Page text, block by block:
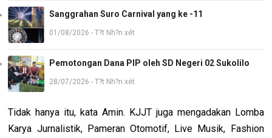
Sanggrahan Suro Carnival yang ke -11
01/08/2026 - T?t Nh?n xét
Pemotongan Dana PIP oleh SD Negeri 02 Sukolilo
28/07/2026 - T?t Nh?n xét
Tidak hanya itu, kata Amin. KJJT juga mengadakan Lomba
Karya Jurnalistik, Pameran Otomotif, Live Musik, Fashion